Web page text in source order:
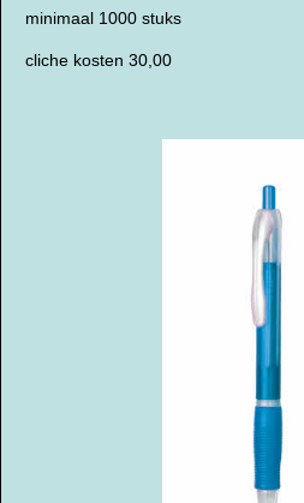
minimaal 1000 stuks
cliche kosten 30,00